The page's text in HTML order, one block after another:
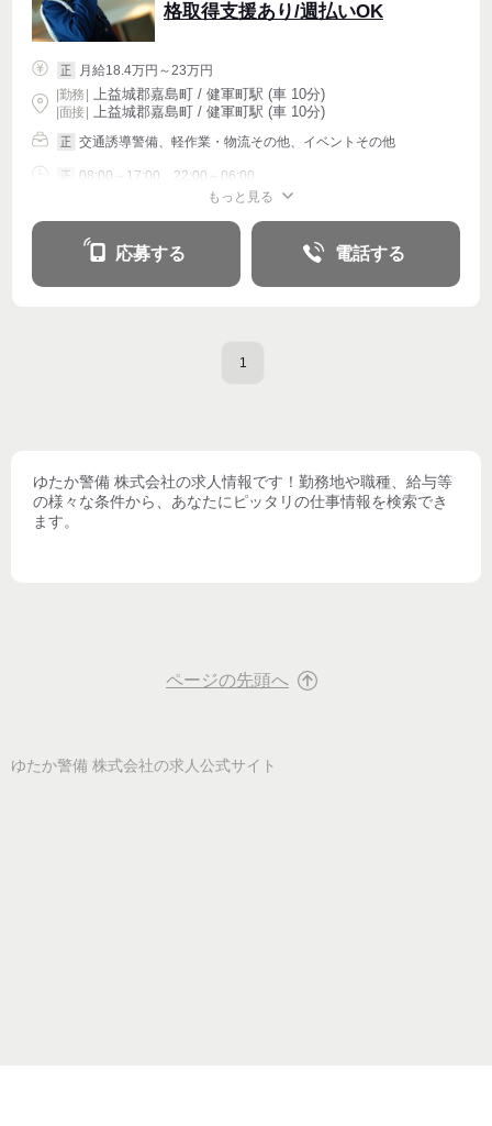
格取得支援あり/週払いOK
正
月給18.4万円～23万円
|勤務 上益城郡嘉島町 / 健軍町駅 (車 10分)
| 面接 | 上益城郡嘉島町 / 健軍町駅 (車 10分)
正 交通誘導警備、軽作業・物流その他、イベントその他
正 08:00～17:00、22:00～06:00
もっと見る
応募する 電話する
1
ゆたか警備 株式会社の求人情報です！勤務地や職種、給与等
の様々な条件から、あなたにピッタリの仕事情報を検索でき
ます。
ページの先頭へ
ゆたか警備 株式会社の求人公式サイト